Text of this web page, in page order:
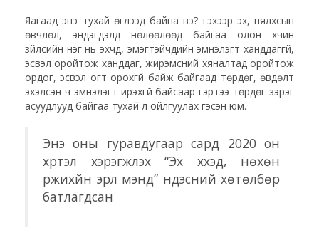
Яагаад энэ тухай өгүүлээд байна вэ? гэхээр эх, нялхсын
өвчлөл, эндэгдэлд нөлөөлөөд байгаа олон хүчин
зүйлсийн нэг нь эхчүүд, эмэгтэйчүүдийн эмнэлэгт ханддаггүй,
эсвэл оройтож ханддаг, жирэмсний хяналтад оройтож
ордог, эсвэл огт орохгүй байж байгаад төрдөг, өвдөлт
эхэлсэн ч эмнэлэгт ирэхгүй байсаар гэртээ төрдөг зэрэг
асуудлууд байгаа тухай л ойлгуулах гэсэн юм.
Энэ оны гуравдугаар сард 2020 он
хүртэл хэрэгжүүлэх “Эх хүүхэд, нөхөн
үржихүйн эрүүл мэнд” үндэсний хөтөлбөр
батлагдсан